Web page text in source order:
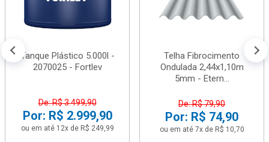
Tanque Plástico 5.000l -
2070025 - Fortlev
De: R$ 3.499,90
Por: R$ 2.999,90
ou em até 12x de R$ 249,99
Telha Fibrocimento
Ondulada 2,44x1,10m
5mm - Etern...
De: R$ 79,90
Por: R$ 74,90
ou em até 7x de R$ 10,70